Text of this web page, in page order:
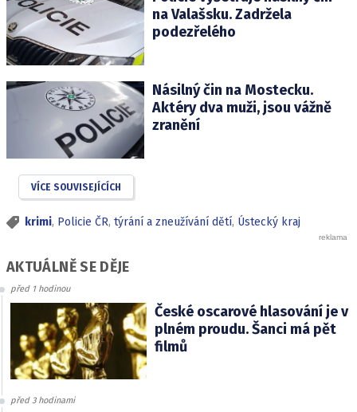
na Valašsku. Zadržela
podezřelého
Násilný čin na Mostecku.
Aktéry dva muži, jsou vážně
zranění
VÍCE SOUVISEJÍCÍCH
krimi, Policie ČR, týrání a zneužívání dětí, Ústecký kraj
AKTUÁLNĚ SE DĚJE
před 1 hodinou
České oscarové hlasování je v
plném proudu. Šanci má pět
filmů
před 3 hodinami